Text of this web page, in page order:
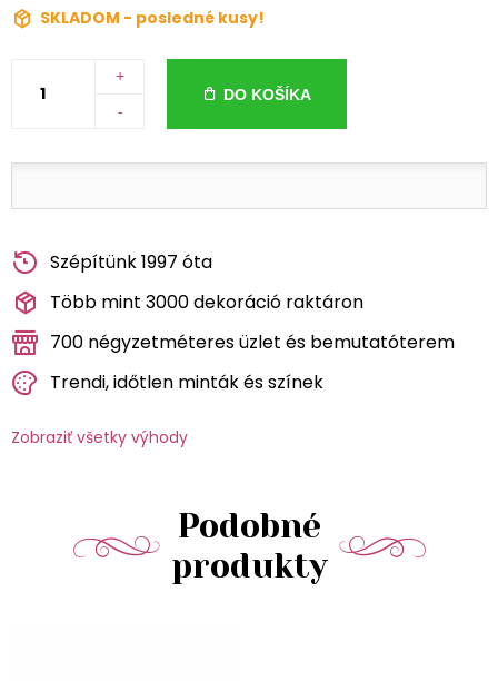
SKLADOM - posledné kusy!
+
-
DO KOŠÍKA
Szépítünk 1997 óta
Több mint 3000 dekoráció raktáron
700 négyzetméteres üzlet és bemutatóterem
Trendi, időtlen minták és színek
Zobraziť všetky výhody
Podobné
produkty